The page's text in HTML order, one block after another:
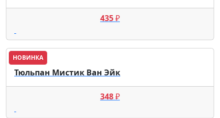
435₽
НОВИНКА
Тюльпан Мистик Ван Эйк
348₽